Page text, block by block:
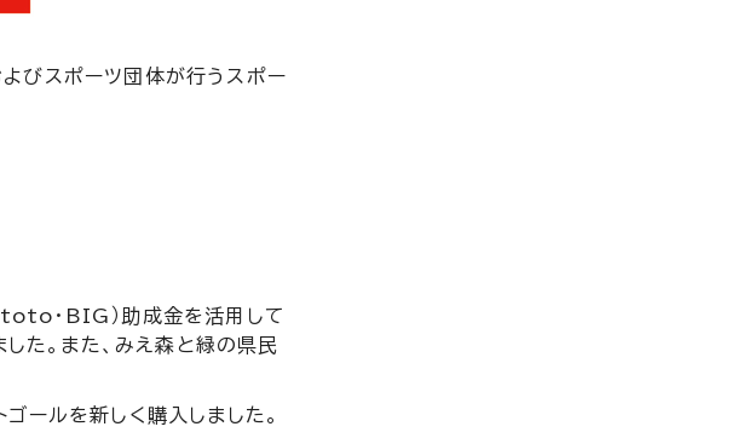
びスポーツ団体が行うスポー
・BIG）助成金を活用して
た。また、みえ森と緑の県民
ールを新しく購入しました。